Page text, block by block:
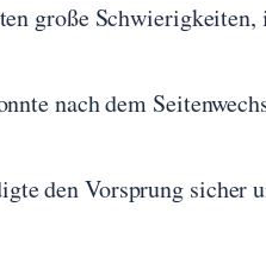
große
nach dem
den Vorsprung sicher